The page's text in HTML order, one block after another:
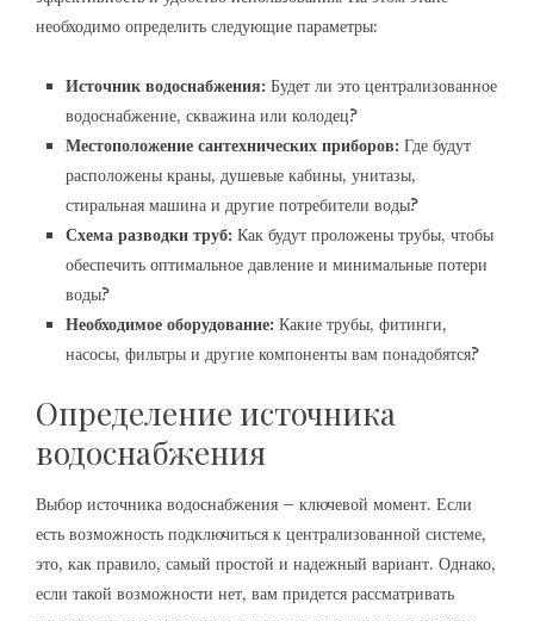
необходимо определить следующие параметры:
Источник водоснабжения: Будет ли это централизованное
водоснабжение, скважина или колодец?
Местоположение сантехнических приборов: Где будут
расположены краны, душевые кабины, унитазы,
стиральная машина и другие потребители воды?
Схема разводки труб: Как будут проложены трубы, чтобы
обеспечить оптимальное давление и минимальные потери
воды?
Необходимое оборудование: Какие трубы, фитинги,
насосы, фильтры и другие компоненты вам понадобятся?
Определение источника
водоснабжения
Выбор источника водоснабжения – ключевой момент. Если
есть возможность подключиться к централизованной системе,
это, как правило, самый простой и надежный вариант. Однако,
если такой возможности нет, вам придется рассматривать